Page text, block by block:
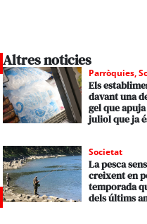
Altres noticies
Parròquies,
Els
davant una
gel que
juliol que ja
Societat
La pesca
creixent en
temporada
dels últims